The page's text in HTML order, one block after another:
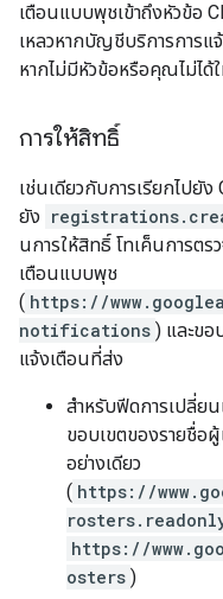
เตือนแบบพุชเข้าถึงหัวข้อ
เหลวหากบัญชีบริการการแ
หากไม่มีหัวข้อหรือคุณไม่ไ
การให้สิทธิ์
เช่นเดียวกับการเรียกไปยั
ยัง
นการให้สิทธิ์ โทเค็นการต
เตือนแบบพุช
( https://
notifications ) และขอ
แจ้งเตือนที่ส่ง
สำหรับฟีดการเปลี่ย
ขอบเขตของรายชื่อ
อย่างเดียว
( https://
https://
osters )